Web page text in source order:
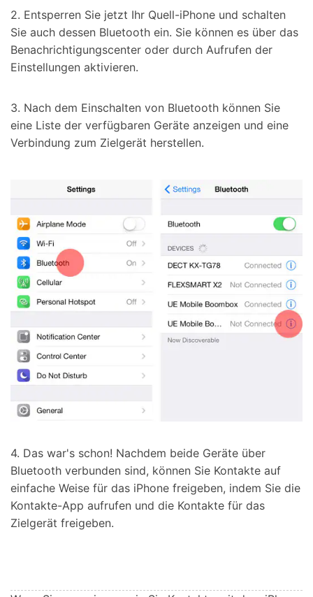
2. Entsperren Sie jetzt Ihr Quell-iPhone und schalten
Sie auch dessen Bluetooth ein. Sie können es über das
Benachrichtigungscenter oder durch Aufrufen der
Einstellungen aktivieren.
3. Nach dem Einschalten von Bluetooth können Sie
eine Liste der verfügbaren Geräte anzeigen und eine
Verbindung zum Zielgerät herstellen.
4. Das war's schon! Nachdem beide Geräte über
Bluetooth verbunden sind, können Sie Kontakte auf
einfache Weise für das iPhone freigeben, indem Sie die
Kontakte-App aufrufen und die Kontakte für das
Zielgerät freigeben.